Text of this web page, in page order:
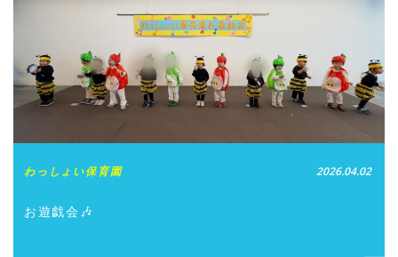
わっしょい保育園 2026.04.02
お遊戯会🎶